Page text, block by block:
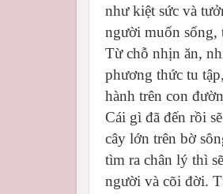
như kiệt sức và
người muốn sống,
Từ chỗ nhịn ăn,
phương thức tu
hành trên con
Cái gì đã đến rồi
cây lớn trên bờ
tìm ra chân lý thì
người và cõi đời.